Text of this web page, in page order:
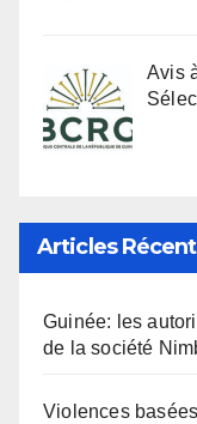
Avis
Articles
Guinée: les
de la société
Violences